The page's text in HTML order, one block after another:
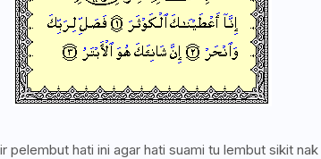
pelembut hati ini agar hati suami tu lembut sikit